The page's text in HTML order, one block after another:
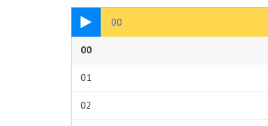
00
01:44
00
01
02